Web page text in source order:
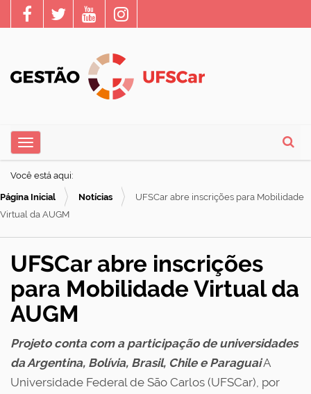
Busca
e
g
Toggle navigation
Você está aqui:
Página Inicial Notícias
UFSCar abre inscrições para Mobilidade
Virtual da AUGM
UFSCar abre inscrições
para Mobilidade Virtual da
AUGM
Projeto conta com a participação de universidades
da Argentina, Bolívia, Brasil, Chile e ParaguaiA
Universidade Federal de São Carlos (UFSCar), por